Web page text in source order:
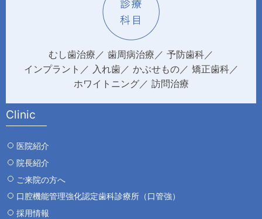
むし歯治療 歯周病治療
予防歯科
インプラント
入れ歯 かぶせもの
矯正歯科
ホワイトニング
訪問治療
Clinic
医院紹介
院長紹介
ご来院の方へ
口腔機能管理強化認定歯科診療所（口管強）
採用情報